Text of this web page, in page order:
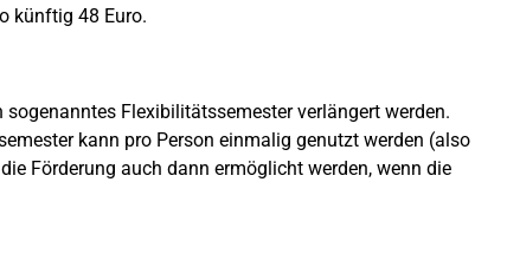
künftig 48 Euro.
Flexibilitätssemester verlängert werden.
kann pro Person einmalig genutzt werden (also
Förderung auch dann ermöglicht werden, wenn die